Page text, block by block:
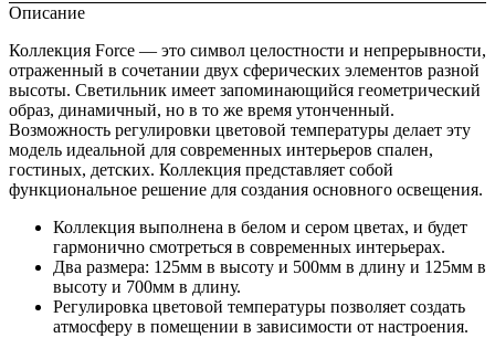
Описание
Коллекция Force — это символ целостности и непрерывности,
отраженный в сочетании двух сферических элементов разной
высоты. Светильник имеет запоминающийся геометрический
образ, динамичный, но в то же время утонченный.
Возможность регулировки цветовой температуры делает эту
модель идеальной для современных интерьеров спален,
гостиных, детских. Коллекция представляет собой
функциональное решение для создания основного освещения.
Коллекция выполнена в белом и сером цветах, и будет
гармонично смотреться в современных интерьерах.
Два размера: 125мм в высоту и 500мм в длину и 125мм в
высоту и 700мм в длину.
Регулировка цветовой температуры позволяет создать
атмосферу в помещении в зависимости от настроения.